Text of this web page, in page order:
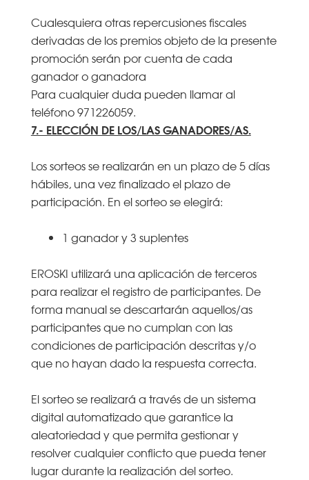
Cualesquiera otras repercusiones fiscales
derivadas de los premios objeto de la presente
promoción serán por cuenta de cada
ganador o ganadora
Para cualquier duda pueden llamar al
teléfono 971226059.
7.- ELECCIÓN DE LOS/LAS GANADORES/AS.
Los sorteos se realizarán en un plazo de 5 días
hábiles, una vez finalizado el plazo de
participación. En el sorteo se elegirá:
1 ganador y 3 suplentes
EROSKI utilizará una aplicación de terceros
para realizar el registro de participantes. De
forma manual se descartarán aquellos/as
participantes que no cumplan con las
condiciones de participación descritas y/o
que no hayan dado la respuesta correcta.
El sorteo se realizará a través de un sistema
digital automatizado que garantice la
aleatoriedad y que permita gestionar y
resolver cualquier conflicto que pueda tener
lugar durante la realización del sorteo.